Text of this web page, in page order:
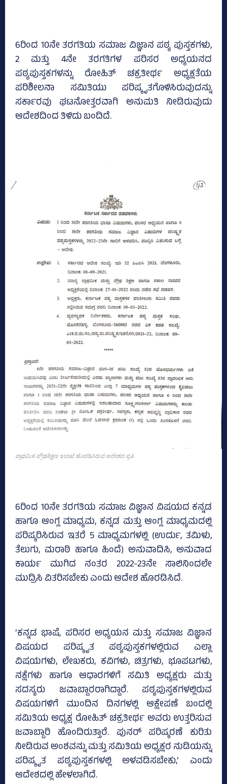
6ರಿಂದ 10ನೇ ತರಗತಿಯ ಸಮಾಜ ವಿಜ್ಞಾನ ಪಠ್ಯ ಪುಸ್ತಕಗಳು,
2 ಮತ್ತು 4ನೇ ತರಗತಿಗಳ ಪರಿಸರ ಅಧ್ಯಯನದ
ಪಠ್ಯಪುಸ್ತಕಗಳನ್ನು ರೋಹಿತ್‌ ಚಕ್ರತೀರ್ಥ ಅಧ್ಯಕ್ಷತೆಯ
ಪರಿಶೀಲನಾ ಸಮಿತಿಯು ಪರಿಷ್ಕೃತಗೊಳಿಸಿರುವುದನ್ನು
ಸರ್ಕಾರವು ಘಟನೋತ್ತರವಾಗಿ ಅನುಮತಿ ನೀಡಿರುವುದು
ಆದೇಶದಿಂದ ತಿಳಿದು ಬಂದಿದೆ.
ಪ್ರಾಥಮಿಕ ಪ್ರೌಢಶಿಕ್ಷಣ ಇಲಾಖೆ ಹೊರಡಿಸಿರುವ ಆದೇಶದ ಪ್ರತಿ
6ರಿಂದ 10ನೇ ತರಗತಿಯ ಸಮಾಜ ವಿಜ್ಞಾನ ವಿಷಯದ ಕನ್ನಡ
ಹಾಗೂ ಆಂಗ್ಲ ಮಾಧ್ಯಮ, ಕನ್ನಡ ಮತ್ತು ಆಂಗ್ಲ ಮಾಧ್ಯಮದಲ್ಲಿ
ಪರಿಷ್ಕರಿಸಿರುವ ಇತರೆ 5 ಮಾಧ್ಯಮಗಳಲ್ಲಿ (ಉರ್ದು, ತಮಿಳು,
ತೆಲುಗು, ಮರಾಠಿ ಹಾಗೂ ಹಿಂದೆ) ಅನುವಾದಿಸಿ, ಅನುವಾದ
ಕಾರ್ಯ ಮುಗಿದ ನಂತರ 2022-23ನೇ ಸಾಲಿನಿಂದಲೇ
ಮುದ್ರಿಸಿ ವಿತರಿಸಬೇಕು ಎಂದು ಆದೇಶ ಹೊರಡಿಸಿದೆ.
‘ಕನ್ನಡ ಭಾಷೆ, ಪರಿಸರ ಅಧ್ಯಯನ ಮತ್ತು ಸಮಾಜ ವಿಜ್ಞಾನ
ವಿಷಯದ ಪರಿಷ್ಕೃತ ಪಠ್ಯಪುಸ್ತಕಗಳಲ್ಲಿರುವ ಎಲ್ಲಾ
ವಿಷಯಗಳು, ಲೇಖಕರು, ಕವಿಗಳು, ಚಿತ್ರಗಳು, ಭೂಪಟಗಳು,
ನಕ್ಷೆಗಳು ಹಾಗೂ ಆಧಾರಗಳಿಗೆ ಸಮಿತಿ ಅಧ್ಯಕ್ಷರು ಮತ್ತು
ಸದಸ್ಯರು ಜವಾಬ್ದಾರರಾಗಿದ್ದಾರೆ. ಪಠ್ಯಪುಸ್ತಕಗಳಲ್ಲಿರುವ
ವಿಷಯಗಳಿಗೆ ಮುಂದಿನ ದಿನಗಳಲ್ಲಿ ಆಕ್ಷೇಪಣೆ ಬಂದಲ್ಲಿ
ಸಮಿತಿಯ ಅಧ್ಯಕ್ಷ ರೋಹಿತ್‌ ಚಕ್ರತೀರ್ಥ ಅವರು ಉತ್ತರಿಸುವ
ಜವಾಬ್ದಾರಿ ಹೊಂದಿರುತ್ತಾರೆ. ಪುನರ್‌ ಪರಿಷ್ಕರಣೆ ಕುರಿತು
ನೀಡಿರುವ ಅಂಶವನ್ನು ಮತ್ತು ಸಮಿತಿಯ ಅಧ್ಯಕ್ಷರ ನುಡಿಯನ್ನು
ಪರಿಷ್ಕೃತ ಪಠ್ಯಪುಸ್ತಕಗಳಲ್ಲಿ ಅಳವಡಿಸಬೇಕು,’ ಎಂದು
ಆದೇಶದಲ್ಲಿ ಹೇಳಲಾಗಿದೆ.